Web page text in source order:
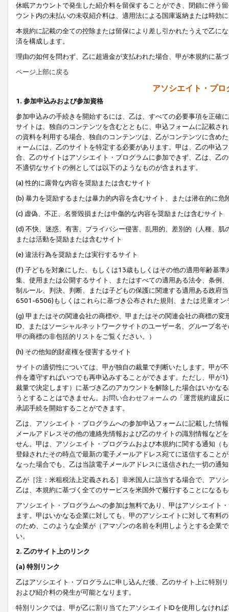
休眠アカウントで発生した紹介料を留保することができ、閉鎖に伴う
ウント内の未払いの未収紹介料は、適用法による国庫返納または時効
本規約に記載の全ての控除または留保により差し引かれたうえで乙に
済を構成します。
理由の如何を問わず、乙に超過金が支払われた場合、甲が本規約に基
ページ上部に戻る
アソシエイト・プ
1. 参加申込みおよび参加資格
参加申込みの手続きを開始するには、乙は、すべての必要事項を正確
サイトは、独自のコンテンツを含むとともに、申込フォームに記載さ
の資料を利用する場合、独自のコンテンツは、乙がコンテンツに含め
ォームには、乙のサイトを特定する必要があります。甲は、乙の申込
合、乙のサイトはアソシエイト・プログラムに参加できず、乙は、乙
不適切なサイトの例としては以下のようなものが含まれます。
(a) 性的に露骨な内容を奨励または含むサイト
(b) 暴力を奨励するまたは暴力的内容を含むサイト、または潜在的に
(c) 虚偽、不正、名誉毀損または中傷的な内容を奨励または含むサイト
(d) 不快、迷惑、有害、プライバシー侵害、乱用的、差別的（人種、
または活動を奨励または含むサイト
(e) 違法行為を奨励または実行するサイト
(f) 子どもを対象にした、もしくは13歳もしくはその他の適用年齢基
集、使用または公開するサイト、またはすべての適用ある法令、条例
制ルール、判決、判断、または子どもの保護に関連する適用ある政府
6501-6506)もしくはこれらに基づき公布された規則、または児童オン
(g) 甲またはその関連会社の商標や、甲またはその関連会社の商標の
ID、またはソーシャルネットワークサイトのユーザー名、グループ名
甲の商標の非包括的リストをご覧ください。）
(h) その他知的財産権を侵害するサイト
サイトの適切性については、甲が独自の裁量で判断いたします。甲が
件を遵守すればいつでも再申込みすることができます。ただし、甲が
裁量で決定します）に基づき乙のアカウントを解除した場合はいかな
うとすることはできません。 お問い合わせフォーム の「運営規約違反
承認手続を開始することができます。
乙は、アソシエイト・プログラムへの参加申込フォームに記載した情
メールアドレスその他の連絡先情報および乙のサイトの識別情報など
せん。甲は、アソシエイト・プログラムおよび本規約に関する通知（
登録されたその時点で最新の電子メールアドレス宛てに送信すること
なった場合でも、乙は当該電子メールアドレスに送信された一切の通
乙が［注：米租税法上定義される］非米国人に該当する場合で、アソ
乙は、本規約に基づく全てのサービスを米国外で履行することになる
アソシエイト・プログラムへの参加は無料であり、甲はアソシエイト
ます。甲はいかなる企業に対しても、甲のアソシエイトに対して有料
のため、このような企業が（アマゾンの名前を利用しようとする企業
い。
2. 乙のサイト上のリンク
(a) 特別リンク
乙はアソシエイト・プログラムに申し込んだ後、乙のサイト上に特別
および紹介料の発生が可能となります。
特別リンクでは、甲が乙に割り当てたアソシエイトIDを使用しなけれ